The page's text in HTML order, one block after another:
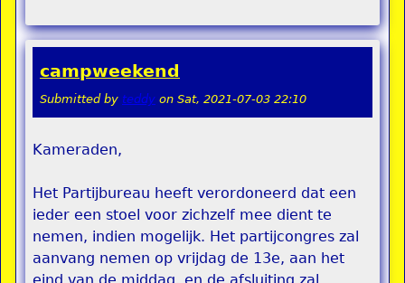
campweekend
Submitted by teddy on Sat, 2021-07-03 22:10
Kameraden,
Het Partijbureau heeft verordoneerd dat een
ieder een stoel voor zichzelf mee dient te
nemen, indien mogelijk. Het partijcongres zal
aanvang nemen op vrijdag de 13e, aan het
eind van de middag, en de afsluiting zal